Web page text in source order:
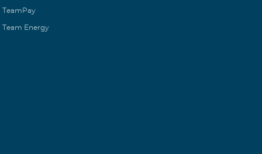
TeamPay
Team Energy